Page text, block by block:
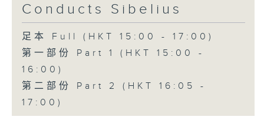
Conducts Sibelius
足本 Full (HKT 15:00 - 17:00)
第一部份 Part 1 (HKT 15:00 -
16:00)
第二部份 Part 2 (HKT 16:05 -
17:00)